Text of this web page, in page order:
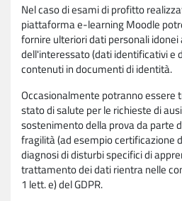
Nel caso di esami di profitto
piattaforma e-learning Moodle
fornire ulteriori dati personali
dell'interessato (dati identificativi e
contenuti in documenti di identità.
Occasionalmente potranno essere
stato di salute per le richieste di
sostenimento della prova da parte
fragilità (ad esempio certificazione
diagnosi di disturbi specifici di
trattamento dei dati rientra nelle
1 lett. e) del GDPR.